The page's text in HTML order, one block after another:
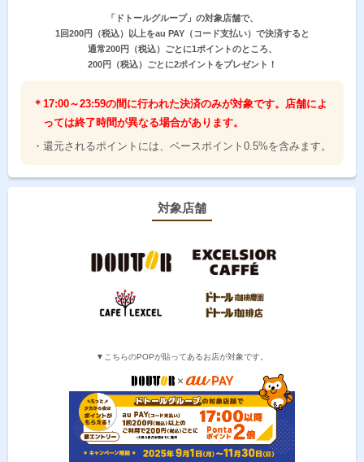
「ドトールグループ」の対象店舗で、
1回200円（税込）以上をau PAY（コード支払い）で決済すると
通常200円（税込）ごとに1ポイントのところ、
200円（税込）ごとに2ポイントをプレゼント！
＊17:00～23:59の間に行われた決済のみが対象です。店舗によ
っては終了時間が異なる場合があります。
・還元されるポイントには、ベースポイント0.5%を含みます。
対象店舗
▼こちらのPOPが貼ってあるお店が対象です。